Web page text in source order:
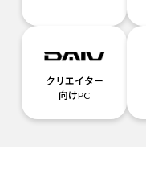
クリエイター
向けPC